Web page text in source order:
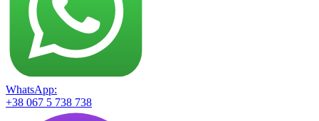
WhatsApp:
+38 067 5 738 738